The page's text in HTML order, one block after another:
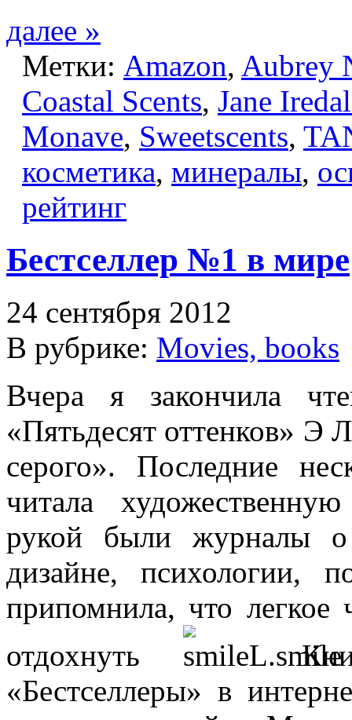
далее »
Метки: Amazon, Aubrey
Coastal Scents, Jane
Monave, Sweetscents,
косметика, минералы,
рейтинг
Бестселлер №1 в мире
24 сентября 2012
В рубрике: Movies, books
Вчера я закончила
«Пятьдесят оттенков» Э
серого». Последние
читала
рукой были журналы о
дизайне,
припомнила, что
отдохнуть
«Бестселлеры» в